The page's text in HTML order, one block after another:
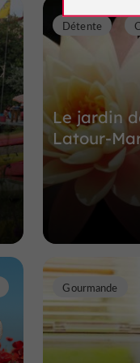
Le jardin
Latour-
Détente
Gourmande